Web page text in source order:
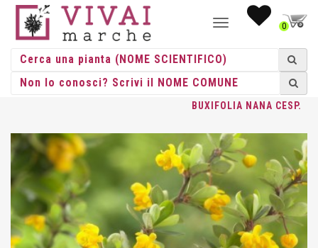
NAVIGAZIONE0
HOME/CESPUGLI /CESPUGLI VASO /BERBERIS / BERBERIS
BUXIFOLIA NANA CESP.